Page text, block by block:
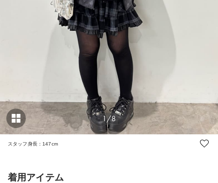
1/8
スタッフ身長：147cm
着用アイテム